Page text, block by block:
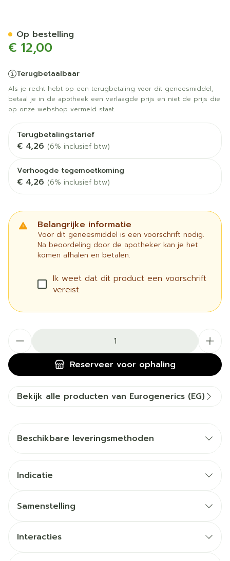
€ 12,00
Terugbetaalbaar
Als je recht hebt op een terugbetaling voor dit geneesmiddel,
betaal je in de apotheek een verlaagde prijs en niet de prijs die
op onze webshop vermeld staat.
Terugbetalingstarief
€ 4,26 (6% inclusief btw)
Verhoogde tegemoetkoming
€ 4,26 (6% inclusief btw)
Belangrijke informatie
Voor dit geneesmiddel is een voorschrift nodig.
Na beoordeling door de apotheker kan je het
komen afhalen en betalen.
Ik weet dat dit product een voorschrift
vereist.
Reserveer voor ophaling
Op bestelling
Bekijk alle producten van Eurogenerics (EG)
Beschikbare leveringsmethoden
Indicatie
Samenstelling
Interacties